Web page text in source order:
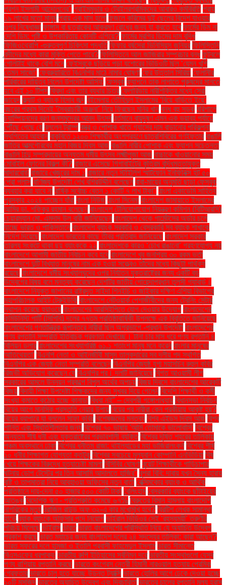
প্রশ্ন ইসলামী আন্দোলনের" প্রাইমমুভার ও ট্রেইলরশ্রমিকদের আবারও কর্মবিরতি প্রায়
১৯ লাখের মতো মানুষ প্রায় এক মাস হলো ফজলে করিমের দুই ছেলের বিদেশ যাওয়ার
ওপর নিষেধাজ্ঞা ফাঙ্গাস বা ছত্রাকের আক্রমণ রোধের জন্য যা করতে হবে ফার্মের ডিম না
দেশি ডিম: পুষ্টি ও উপকারিতায় কোনটি এগিয়ে? ফার্মের মুরগির ডিমের দাম বৃদ্ধি
ফিজিওথেরাপি -গুরুত্বপূর্ণ চিকিৎসা পদ্ধতি ফিফার বর্ষসেরা ভিনিসিয়ুস জুনিয়র ফিলিস্তিনি
বন্দীদের মধ্যে কারা মুক্তি পেতে পারে? ফিলিস্তিনে আল জাজিরার সম্প্রচার বন্ধ ফুটবলে
গোলটাই থাকে বেশি মনে ফেইসবুকে ছড়িয়ে পড়া যশোরের ভিডিওটি ছিল ‘যেমন খুশি
তেমন সাজো’ ফেব্রুয়ারিতে বিএনপির মাঠে নামার ঘোষণা ফের উত্তাল সিরিয়া ফেলানীর
পরিবারের দায়িত্ব নিলেন উপদেষ্টা আসিফ ফেসবুক ফ্যাশনে তাক লাগাতে পুরুষদের মানতে
হবে এই ১০ টিপস ফ্রিদা এবং তার ব্যথার চিত্র ফ্লোরিডায় নারীশক্তির মধ্যে সেরা
জায়েদ ফ্ল্যাট ও ব্যাংক হিসাব জব্দ বইমেলায় তৌহিদুল ইসলামের ‘বিয়ে বাড়িতে ইয়ে’
বছরের প্রথম দিনেই ‘স্বৈরাচারী অঞ্জনা’ নিয়ে ফিরছেন মনির খান বন্ধ বহু সড়ক বরিশালে
চ্যাম্পিয়নদের বরণ জনসমুদ্রের আনন্দ উৎসব বর্তমানে বায়ুদূষণ এমন এক ভয়াবহ পর্যায়ে
পৌঁছে গেছে যে বললেন ট্রাম্প বস্ত্র ও পোশাক খাতে গ্যাসের দাম বাড়ানোর পরিকল্পনা
স্থগিতের আহ্বান বাকৃবিতে ১২০০ শিক্ষার্থীর অংশগ্রহণে ছাত্রশিবিরের গণইফতার বাঙালি
জাতির আত্মগৌরবের মহান বিজয় দিবস আজ বাঙালি নারীর পোশাক এবং ফ্যাশন সচেতনতা
বাঙালি হিন্দু সম্প্রদায়ের অন্যতম ধর্মীয় উৎসব লক্ষ্মীপূজা আজ বাচ্চাকে খাওয়ানোর সময়
মোবাইল ফোনের বিকল্প কী? বাজারে এসেছে গিগাবাইটের কৃত্রিম বুদ্ধিমত্তাযুক্ত
মাদারবোর্ড বাজারে খেজুরের দাম ১ বাজারে নতুন স্টাইলিশ স্মার্টফোন ইনফিনিক্স হট ৫০
প্রো প্লাস বাণিজ্য উপদেষ্টা শেখ বশিরউদ্দীন বলেছেন বাবা-মায়ের অনুমতি ছাড়া ফেসবুক
ব্যবহার করা যাবে না বার্ষিক সর্বোচ্চ বেতন ১ কোটি ৭ লাখ টাকা" বাংলা একাডেমি সাহিত্য
পুরস্কার ২০২৪ পাচ্ছেন যাঁরা বাংলা নিউজ বাংলা সিনেমা বাংলাদেশ জামায়াতে ইসলামের
আমির ডা. শফিকুর রহমান বলেছেন বাংলাদেশ টেলিযোগাযোগ নিয়ন্ত্রণ কমিশন (বিটিআরসি)
চেয়ারম্যান মো. এমদাদ উল বারী জানিয়েছেন বাংলাদেশ থেকে গার্মেন্টসের অর্ডার চলে
যাচ্ছে ভারত ও পাকিস্তানে বাংলাদেশ ব্যাংক সরকারি ও বেসরকারি সব ব্যাংক শাখাকে
নির্দেশ দিয়েছে বাংলাদেশ ভারতের কাছে তীব্র প্রতিবাদ জানিয়েছে বাংলাদেশ সরকার
তারল্য সংকটে থাকা ছয় ব্যাংককে ২২ বাংলাদেশকে কারও ‘চোখ রাঙানো’ গ্রহণযোগ্য নয়
বাংলাদেশে আগামী জাতীয় নির্বাচন কবে হবে বাংলাদেশে খুব জনপ্রিয় ৩০ রকম ভর্তা
বাংলাদেশে দুটি বিখ্যাত মানুষের নাম এক হওয়া সত্ত্বেও তাঁদের মধ্যে কিছুটা পার্থক্য
রয়েছে বাংলাদেশে ধর্মীয় সংখ্যালঘুদের ওপর নির্যাতন যুক্তরাষ্ট্রের জন্য একটি বড়
উদ্বেগের বিষয় বলে মন্তব্য করেছেন দেশটির জাতীয় গোয়েন্দাপ্রধান তুলসী গ্যাবার্ড।
বাংলাদেশে নিযুক্ত জাপানের রাষ্ট্রদূত সাইদা শিনইচি ও জাইকার দক্ষিণ এশিয়া বিভাগের
মহাপরিচালক আইট টেরুইউকি বাংলাদেশে নেটওয়ার্ক পেশাজীবীদের জন্য ট্রেনিং সেন্টার
স্থাপন করেছে হুয়াওয়ে বাংলাদেশের আরসিইপিতে যোগ দেওয়ার উদ্যোগ বাংলাদেশের
কমিউনিস্ট পার্টি (সিপিবি) দলের ৭৭তম প্রতিষ্ঠাবার্ষিকী উপলক্ষে এক বিবৃতিতে জানিয়েছে
বাংলাদেশের গণতান্ত্রিক রূপান্তরে নারীরা ছিল অগ্রভাগে -প্রধান উপদেষ্টা বাংলাদেশের
পণ্য রপ্তানি সম্প্রতি ইতিবাচক প্রবণতা দেখাচ্ছে। টানা চার মাস ধরে পণ্য রপ্তানি ৪
বিলিয়ন ডলার বাংলাদেশের সংখ্যাগরিষ্ঠ ৬১.১ শতাংশ মানুষ মনে করেন বাংলার মানুষের
আতিথেয়তা' বিএনপি নেতা ও আইনজীবী মাসুদ তালুকদারের সব দলীয় পদ স্থগিত
বিএনপির এক জ্যেষ্ঠ নেতা সম্প্রতি বলেছেন বিএনপির জ্যেষ্ঠ যুগ্ম মহাসচিব রুহুল কবির
রিজভী অভিযোগ করেছেন যে বিএনপির পর। দলটি জানিয়েছে বিগত আওয়ামী লীগ
সরকারের আমলে উন্নয়ন প্রকল্পে বিপুল অর্থের অপচয় বিজয় দিবসে বাংলাদেশের আরেকটি
বিজয় বিদায়ী শিক্ষা উপদেষ্টা শিক্ষকদের জন্য সুখবর দিয়ে গেলেন বিদেশি শিক্ষার্থী ও কর্মী
সংখ্যা কমাতে কঠোর হচ্ছে কানাডা বিধবা নই” – দেবশ্রী গঙ্গোপাধ্যায় বিধানসভা নির্বাচন
বিয়ের আগে মানসিক প্রস্তুতি নেয়ার উপায় বিয়ের পর নারীরা কেন পরকীয়ায় আকৃষ্ট হয়?
বিয়ের ব্যাপারে যা বললেন সাফা কবির বিশেষজ্ঞদের মন্তব্য বিশ্ব এইডস দিবস আজ বিশ্ব
শান্তি এবং স্থিতিশীলতার জন্য বিশ্বের ৭০ ভাষায় 'আমি তোমাকে ভালোবাসি' বিশ্বের
অন্যতম শীর্ষ ধনী এবং যুক্তরাষ্ট্রের প্রভাবশালী ব্যক্তি বিশ্বের দূষিত শহরের তালিকায়
পঞ্চম অবস্থানে ঢাকা বিশ্বের ধনীতম রাজা: থাইল্যান্ডের মহা ভাজিরালংকর্ন বিশ্বের শীর্ষ
১০ ধনীর শিক্ষাগত যোগ্যতা কতটুকু বিশ্বের সবচেয়ে মূল্যবান কোম্পানি এনভিডিয়া বিষ
খেয়ে শিক্ষকের বিরুদ্ধে হত্যাচেষ্টা মামলা বিসিবির ঘোষণা বুয়েট শিক্ষার্থীকে গাড়িচাপার
ঘটনায় ডোপ টেস্টের পর তিন আসামি আদালতে হাজির" বুশরা বিবি: দাবায় যখন সৈন্য হারায়
বৃষ্টি ও তাপমাত্রা নিয়ে আবহাওয়া অফিসের নতুন বার্তা বেক্সিমকোর ব্যাংক ও আর্থিক
প্রতিষ্ঠানে দায়-দেনা ৫০ হাজার ৫০০ কোটি টাকা বেলিংহাম বেসরকারি ব্যাংকে ছাঁটাইয়ের
আতঙ্ক বৈদেশিক ঋণ - প্রতিশ্রুতি কমেছে ৬৭% বৈরুতের বিমান হামলায় বাংলাদেশি
নাগরিকের মৃত্যু ব্রাজিল রাউন্ড অফ ৩২-এ কার মুখোমুখি হবে? ব্রিটিশ লেখক সামান্থা
হার্ভে ব্র্যাক ব্যাংকে অফিসার পদে নিয়োগ ভাইরাল ভিডিওর সেই ‘রহস্যময়ী’ তরুণীর
পরিচয় মিলেছে ভাইরাস ভারত ভারত বাংলাদেশের পরিস্থিতি নিয়ে যে অযাচিত উদ্বেগ
প্রকাশ করছে ভারত ম্যাচের জন্য বাংলাদেশ দলের ২৪ সদস্যের তালিকা: কারা আছেন?
ভারত সফরের দলে হামজা ও ইতালি প্রবাসী ফাহমেদুল ইসলাম ভারত সীমান্তে
বিএসএফের ধরপাকড় ভারতীয় রুপি ইতিহাসের সর্বনিম্ন দরে ভারতীয় সংস্থাগুলো যেসব
পণ্য রাশিয়ায় রপ্তানি করছে ভারতে কংগ্রেস নেত্রী হিমানী নারওয়াল হত্যায় প্রেমিক
গ্রেফতার ভারতে চালু হতে যাচ্ছে উড়ন্ত ট্যাক্সি ভারতে হোলির আগে ঢেকে দেওয়া হচ্ছে
১০টি মসজিদ ভারতের অযাচিত উদ্বেগ এবং দ্বিচারিতা ভারতের চালের রপ্তানি মূল্য হ্রাস